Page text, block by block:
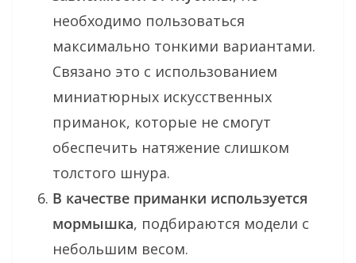
необходимо пользоваться
максимально тонкими вариантами.
Связано это с использованием
миниатюрных искусственных
приманок, которые не смогут
обеспечить натяжение слишком
толстого шнура.
В качестве приманки используется
мормышка, подбираются модели с
небольшим весом.